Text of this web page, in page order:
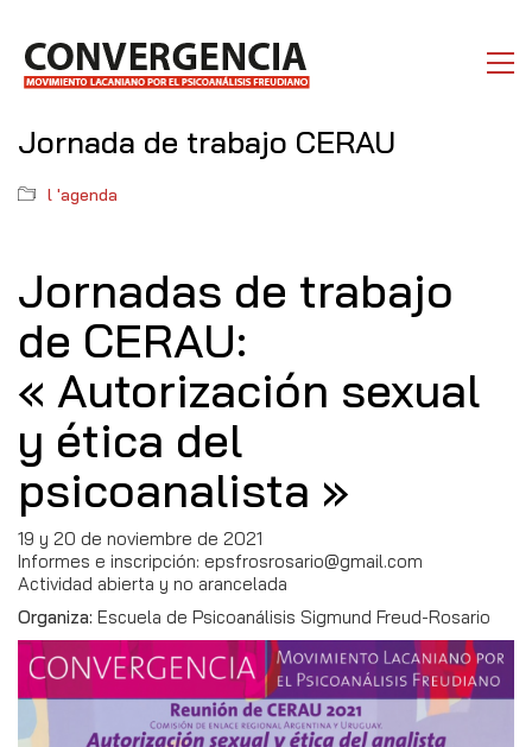
Jornada de trabajo CERAU
l 'agenda
Jornadas de trabajo
de CERAU:
« Autorización sexual
y ética del
psicoanalista »
19 y 20 de noviembre de 2021
Informes e inscripción: epsfrosrosario@gmail.com
Actividad abierta y no arancelada
Organiza: Escuela de Psicoanálisis Sigmund Freud-Rosario